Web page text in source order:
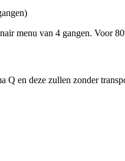
menu van 4 gangen. Voor
Q en deze zullen zonder